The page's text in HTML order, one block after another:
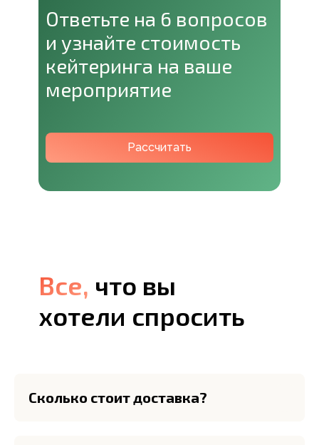
Рассчитать
Ответьте на 6 вопросов
и узнайте стоимость
кейтеринга на ваше
мероприятие
Все,
Все, что вы
хотели спросить
Сколько стоит доставка?